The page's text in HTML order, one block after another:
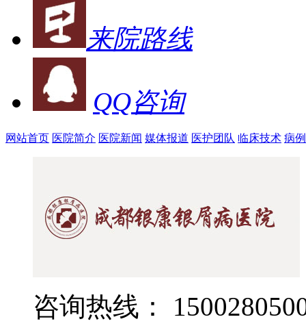
来院路线
QQ咨询
网站首页 医院简介 医院新闻 媒体报道 医护团队 临床技术 病
咨询热线：